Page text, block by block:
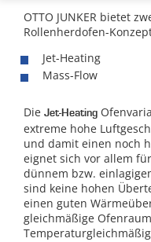
OTTO JUNKER bietet
Rollenherdofen-
Jet-Heating
Mass-Flow
Die Jet-Heating
extreme hohe
und damit einen noch
eignet sich vor allem
dünnem bzw.
sind keine hohen
einen guten
gleichmäßige